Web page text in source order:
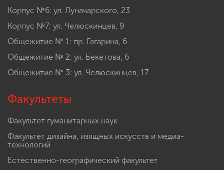
Корпус №6: ул. Луначарского, 23
Корпус №7: ул. Челюскинцев, 9
Общежитие № 1: пр. Гагарина, 6
Общежитие № 2: ул. Бекетова, 6
Общежитие № 3: ул. Челюскинцев, 17
Факультеты
Факультет гуманитарных наук
Факультет дизайна, изящных искусств и медиа-
технологий
Естественно-географический факультет